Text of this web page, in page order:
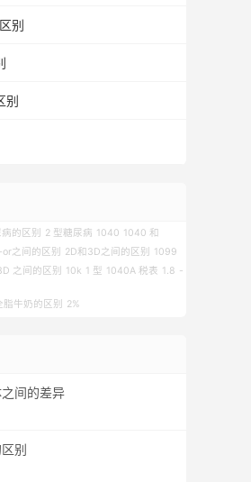
别
别
的区别 2 型糖尿病 1040 1040 和
之间的区别 2D和3D之间的区别
1099
之间的区别 10k 1 型 1040A 税表 1.8 -
脂牛奶的区别 2%
间的差异
别